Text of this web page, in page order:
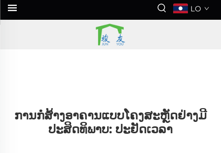
LO
ການກໍ່ສ້າງອາຄານແບບໂຄງສະຫຼັດຢ່າງມີ
ປະສິດທິພາບ: ປະຢັດເວລາ